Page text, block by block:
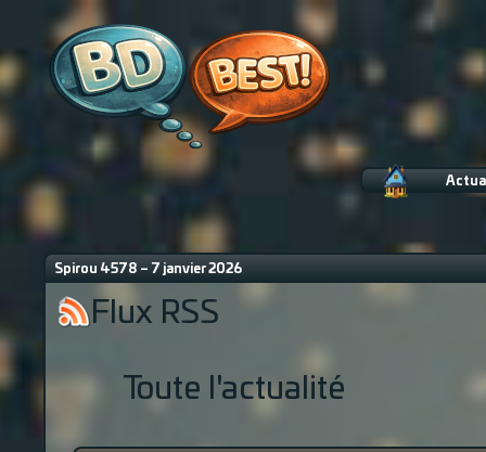
Spirou 4578 – 7 janvier 2026
Flux RSS
Toute l'actualité